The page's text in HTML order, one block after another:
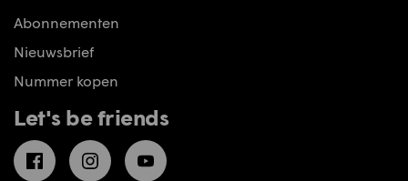
Abonnementen
Nieuwsbrief
Nummer kopen
Let's be friends
FacebookInstagramYouTube